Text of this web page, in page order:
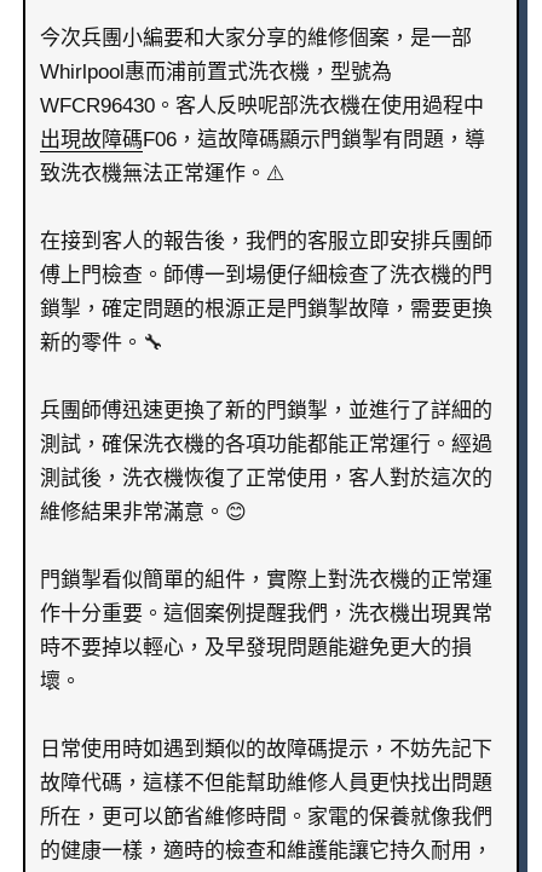
今次兵團小編要和大家分享的維修個案，是一部
Whirlpool惠而浦前置式洗衣機，型號為
WFCR96430。客人反映呢部洗衣機在使用過程中
出現故障碼 F06，這故障碼顯示門鎖掣有問題，導
致洗衣機無法正常運作。⚠️
在接到客人的報告後，我們的客服立即安排兵團師
傅上門檢查。師傅一到場便仔細檢查了洗衣機的門
鎖掣，確定問題的根源正是門鎖掣故障，需要更換
新的零件。🔧
兵團師傅迅速更換了新的門鎖掣，並進行了詳細的
測試，確保洗衣機的各項功能都能正常運行。經過
測試後，洗衣機恢復了正常使用，客人對於這次的
維修結果非常滿意。😊
門鎖掣看似簡單的組件，實際上對洗衣機的正常運
作十分重要。這個案例提醒我們，洗衣機出現異常
時不要掉以輕心，及早發現問題能避免更大的損
壞。
日常使用時如遇到類似的故障碼提示，不妨先記下
故障代碼，這樣不但能幫助維修人員更快找出問題
所在，更可以節省維修時間。家電的保養就像我們
的健康一樣，適時的檢查和維護能讓它持久耐用，